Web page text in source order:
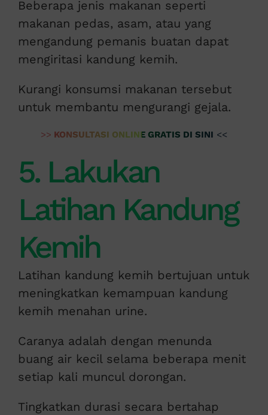
Beberapa jenis makanan seperti
makanan pedas, asam, atau yang
mengandung pemanis buatan dapat
mengiritasi kandung kemih.
Kurangi konsumsi makanan tersebut
untuk membantu mengurangi gejala.
>> KONSULTASI ONLINE GRATIS DI SINI <<
5. Lakukan
Latihan Kandung
Kemih
Latihan kandung kemih bertujuan untuk
meningkatkan kemampuan kandung
kemih menahan urine.
Caranya adalah dengan menunda
buang air kecil selama beberapa menit
setiap kali muncul dorongan.
Tingkatkan durasi secara bertahap